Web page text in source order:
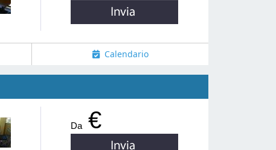
Calendario
Da €